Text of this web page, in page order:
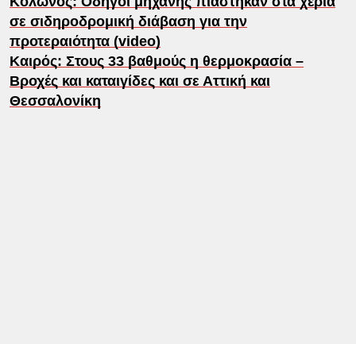
σε σιδηροδρομική διάβαση για την
προτεραιότητα (video)
Καιρός: Στους 33 βαθμούς η θερμοκρασία –
Βροχές και καταιγίδες και σε Αττική και
Θεσσαλονίκη